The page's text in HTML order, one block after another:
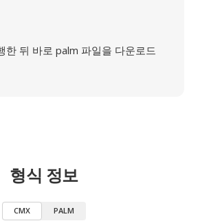
한 뒤 바로 palm 파일을 다운로드
형식 정보
CMX PALM